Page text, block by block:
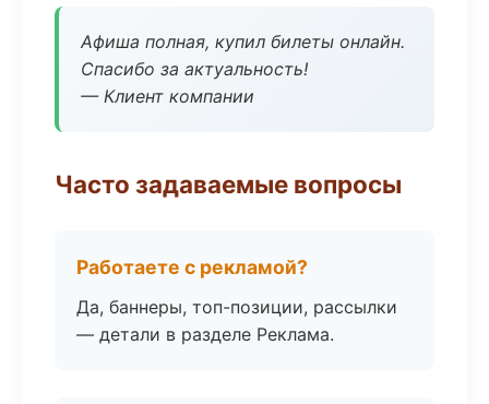
Афиша полная, купил билеты онлайн.
Спасибо за актуальность!
— Клиент компании
Часто задаваемые вопросы
Работаете с рекламой?
Да, баннеры, топ-позиции, рассылки
— детали в разделе Реклама.